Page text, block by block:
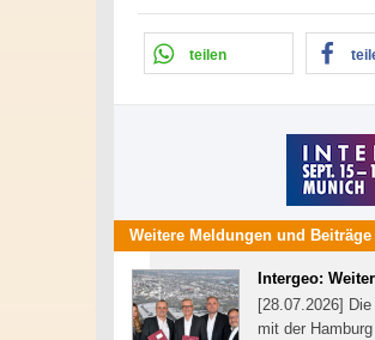
teilen
Weitere Meldungen und
Intergeo:
[28.07.2026]
mit der